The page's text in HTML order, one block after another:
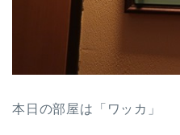
本日の部屋は「ワッカ」